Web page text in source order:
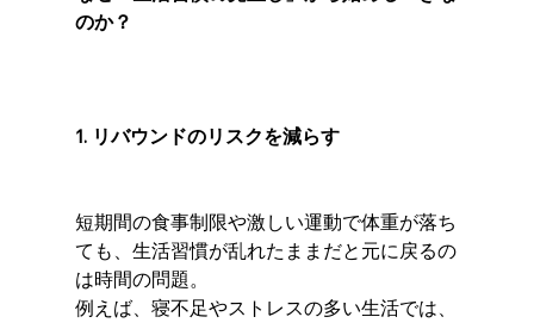
のか？
1. リバウンドのリスクを減らす
短期間の食事制限や激しい運動で体重が落ち
ても、生活習慣が乱れたままだと元に戻るの
は時間の問題。
例えば、寝不足やストレスの多い生活では、